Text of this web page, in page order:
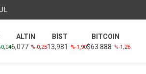
ALTIN
6,077 %-0,25
BİST
13,981
%-1,90
BITCOIN
$63.888 %-1,26